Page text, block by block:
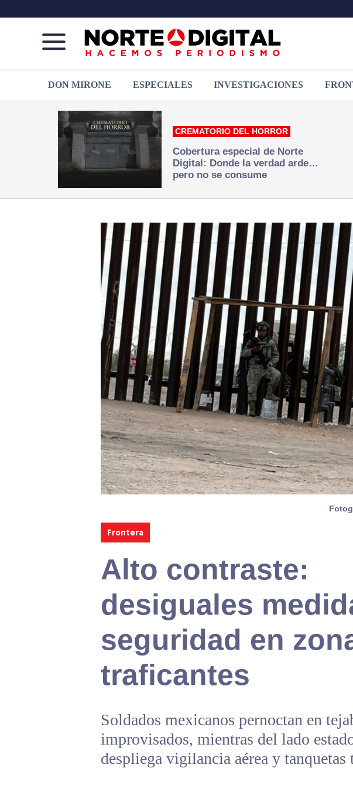
de
Juárez
que
hacemos periodismo
DON MIRONE ESPECIALES INVESTIGACIONES
CREMATORIO DEL HORROR
Cobertura especial de Norte
Digital: Donde la verdad arde…
pero no se consume
Frontera
Alto contraste:
desiguales
seguridad en
traficantes
Soldados mexicanos pernoctan en
improvisados, mientras del lado
despliega vigilancia aérea y tanquetas